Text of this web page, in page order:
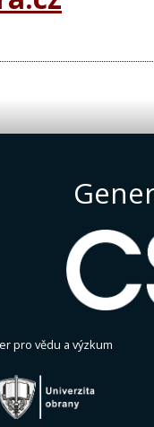
pro vědu a výzkum